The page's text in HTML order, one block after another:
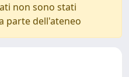
non sono stati
parte dell'ateneo